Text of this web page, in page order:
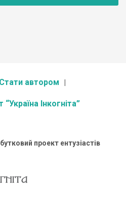
Стати автором
Інкогніта”
проект ентузіастів